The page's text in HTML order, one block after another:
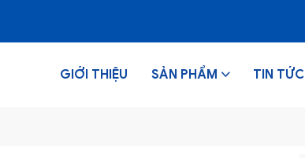
GIỚI THIỆU SẢN PHẨM TIN TỨC